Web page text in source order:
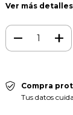
Ver más detalles
Compra
Tus datos